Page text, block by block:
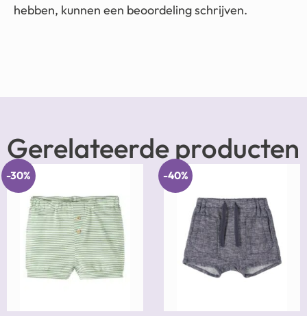
hebben, kunnen een beoordeling schrijven.
Gerelateerde producten
-30% -40%